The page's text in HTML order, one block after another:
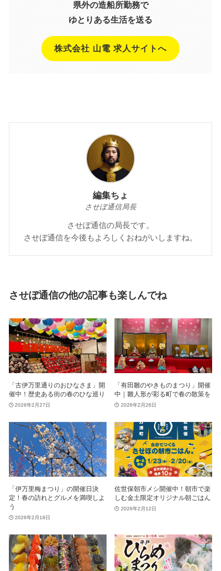
県外の造船所勤務で
ゆとりある生活を送る
株式会社 山電 求人サイトへ
編集ちょ
させぼ通信局長
させぼ通信の局長です。
させぼ通信を今後もよろしくおねがいしますね。
させぼ通信の他の記事も楽しんでね
「古伊万里通りのおひなさま」開
催中！歴史ある街の春のひな巡り
2026年2月27日
「有田雛のやきものまつり」開催
中｜雛人形が彩る町で春の散策を
2026年2月26日
「伊万里梅まつり」の開催日決
定！春の訪れとグルメを満喫しよ
う
2026年2月18日
佐世保朝市メシ開催中！朝市で楽
しむ金土限定オリジナル朝ごはん
2026年2月12日